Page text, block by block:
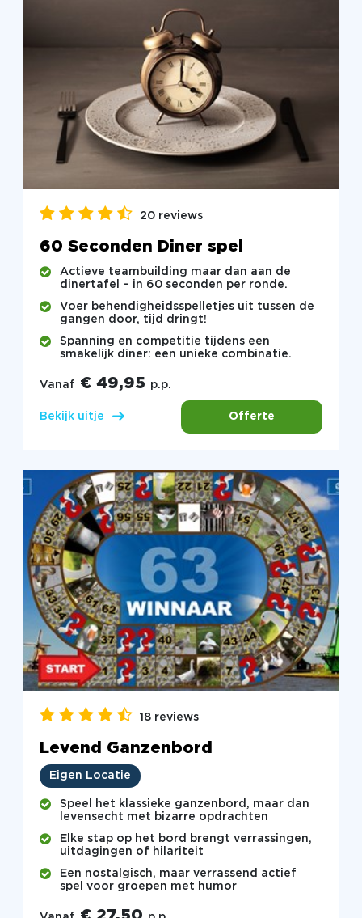
20 reviews
60 Seconden Diner spel
Actieve teambuilding maar dan aan de
dinertafel – in 60 seconden per ronde.
Voer behendigheidsspelletjes uit tussen de
gangen door, tijd dringt!
Spanning en competitie tijdens een
smakelijk diner: een unieke combinatie.
Vanaf € 49,95 p.p.
Bekijk uitje Offerte
18 reviews
Levend Ganzenbord
Eigen Locatie
Speel het klassieke ganzenbord, maar dan
levensecht met bizarre opdrachten
Elke stap op het bord brengt verrassingen,
uitdagingen of hilariteit
Een nostalgisch, maar verrassend actief
spel voor groepen met humor